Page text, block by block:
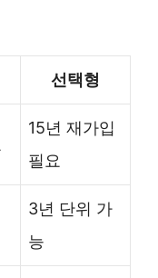
선택형
15년 재가입
필요
3년 단위 가
능